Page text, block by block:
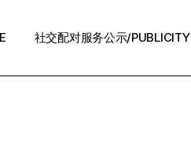
社交配对服务公示/PUBLICITY